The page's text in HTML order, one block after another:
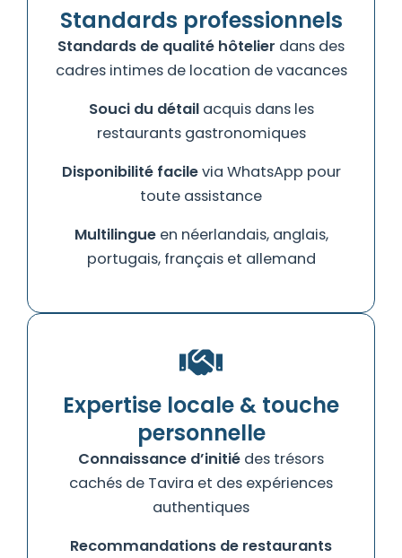
Standards professionnels
Standards de qualité hôtelier dans des
cadres intimes de location de vacances
Souci du détailacquis dans les
restaurants gastronomiques
Disponibilité facilevia WhatsApp pour
toute assistance
Multilingue en néerlandais, anglais,
portugais, français et allemand
Expertise locale & touche
personnelle
Connaissance d’initié des trésors
cachés de Tavira et des expériences
authentiques
Recommandations de restaurants